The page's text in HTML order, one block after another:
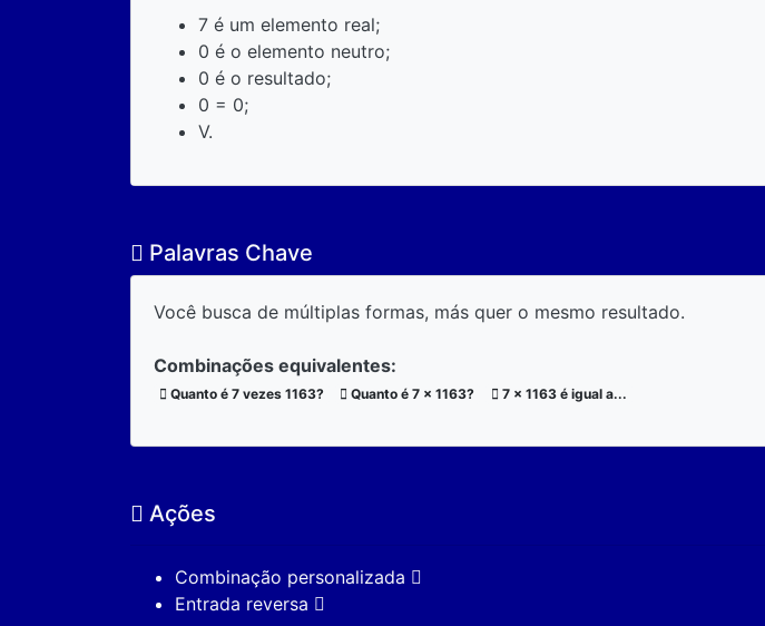
7 é um elemento real;
0 é o elemento neutro;
0 é o resultado;
0 = 0;
V.
Palavras Chave
Você busca de múltiplas formas, más quer o mesmo resultado.
Combinações equivalentes:
Quanto é 7 vezes 1163? Quanto é 7 x 1163? 7 x 1163 é igual a...
Ações
Combinação personalizada
Entrada reversa